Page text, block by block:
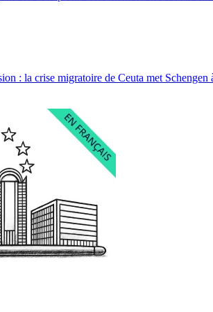
: la crise migratoire de Ceuta met Schengen